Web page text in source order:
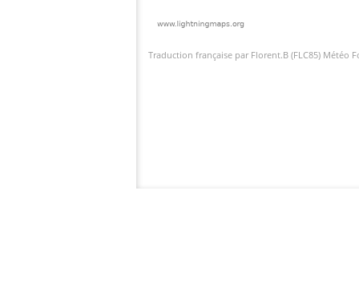
Traduction française par Florent.B (FLC85) Météo